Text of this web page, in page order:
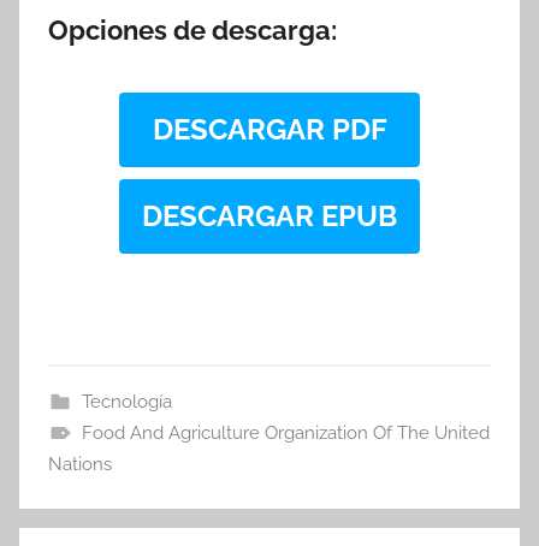
Opciones de descarga:
DESCARGAR PDF
DESCARGAR EPUB
Tecnología
Food And Agriculture Organization Of The United
Nations